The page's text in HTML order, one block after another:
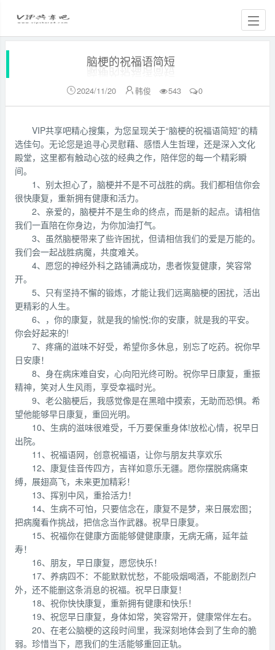
脑梗的祝福语简短
2024/11/20 韩俊 543 0
VIP共享吧精心搜集，为您呈现关于“脑梗的祝福语简短”的精
选佳句。无论您是追寻心灵慰藉、感悟人生哲理，还是深入文化
殿堂，这里都有触动心弦的经典之作，陪伴您的每一个精彩瞬
间。
1、别太担心了，脑梗并不是不可战胜的病。我们都相信你会
很快康复，重新拥有健康和活力。
2、亲爱的，脑梗并不是生命的终点，而是新的起点。请相信
我们一直陪在你身边，为你加油打气。
3、虽然脑梗带来了些许困扰，但请相信我们的爱是万能的。
我们会一起战胜病魔，共度难关。
4、愿您的神经外科之路铺满成功，患者恢复健康，笑容常
开。
5、只有坚持不懈的锻炼，才能让我们远离脑梗的困扰，活出
更精彩的人生。
6、，你的康复，就是我的愉悦;你的安康，就是我的平安。
你会好起来的!
7、疼痛的滋味不好受，希望你多休息，别忘了吃药。祝你早
日安康！
8、身在病床难自安，心向阳光终可盼。祝你早日康复，重振
精神，笑对人生风雨，享受幸福时光。
9、老公脑梗后，我感觉像是在黑暗中摸索，无助而恐惧。希
望他能够早日康复，重回光明。
10、生病的滋味很难受，千万要保重身体!放松心情，祝早日
出院。
11、祝福语网，创意祝福语，让你与朋友共享欢乐
12、康复佳音传四方，吉祥如意乐无疆。愿你摆脱病痛束
缚，展翅高飞，未来更加精彩！
13、挥别中风，重拾活力！
14、生病不可怕，只要信念在，康复不是梦，来日展宏图；
把病魔看作挑战，把信念当作武器。祝早日康复。
15、祝福你在健康方面能够健健康康，无病无痛，延年益
寿！
16、朋友，早日康复，愿您快乐！
17、养病四不：不能默默忧愁，不能吸烟喝酒，不能剧烈户
外，还不能删这条消息的祝福。祝早日康复！
18、祝你快快康复，重新拥有健康和快乐！
19、祝您早日康复，身体如常，笑容常开，健康常伴左右。
20、在老公脑梗的这段时间里，我深刻地体会到了生命的脆
弱。珍惜当下，愿我们的生活能够重回正轨。